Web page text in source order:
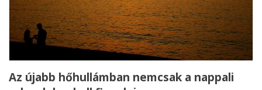
Az újabb hőhullámban nemcsak a nappali